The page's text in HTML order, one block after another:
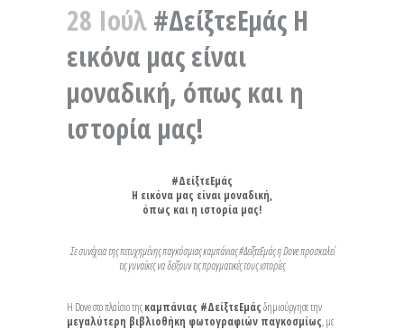
28 Ιούλ#ΔείξτεΕμάς Η
εικόνα μας είναι
μοναδική, όπως και η
ιστορία μας!
#ΔείξτεΕμάς
Η εικόνα μας είναι μοναδική,
όπως και η ιστορία μας!
Σε συνέχεια της πετυχημένης παγκόσμιας καμπάνιας #ΔείξτεΕμάς ηDoveπροσκαλεί
τις γυναίκες να δείξουν τις πραγματικές τους ιστορίες
Η Dove στο πλαίσιο τηςκαμπάνιας #ΔείξτεΕμάςδημιούργησε την
μεγαλύτερη βιβλιοθήκη φωτογραφιών παγκοσμίως, με